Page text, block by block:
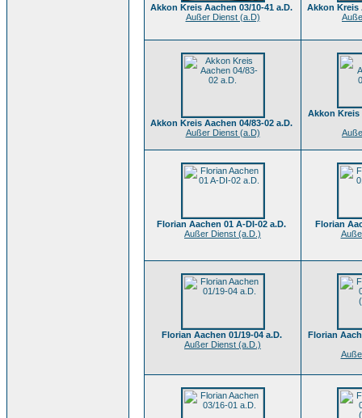
Akkon Kreis Aachen 03/10-41 a.D.
Außer Dienst (a.D)
Akkon Kreis
Akkon Kreis Aachen 04/83-02 a.D.
Außer Dienst (a.D)
Akkon Kreis
Florian Aachen 01 A-DI-02 a.D.
Außer Dienst (a.D.)
Florian
Florian Aachen 01/19-04 a.D.
Außer Dienst (a.D.)
Florian